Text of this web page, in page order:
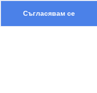
Съгласявам се